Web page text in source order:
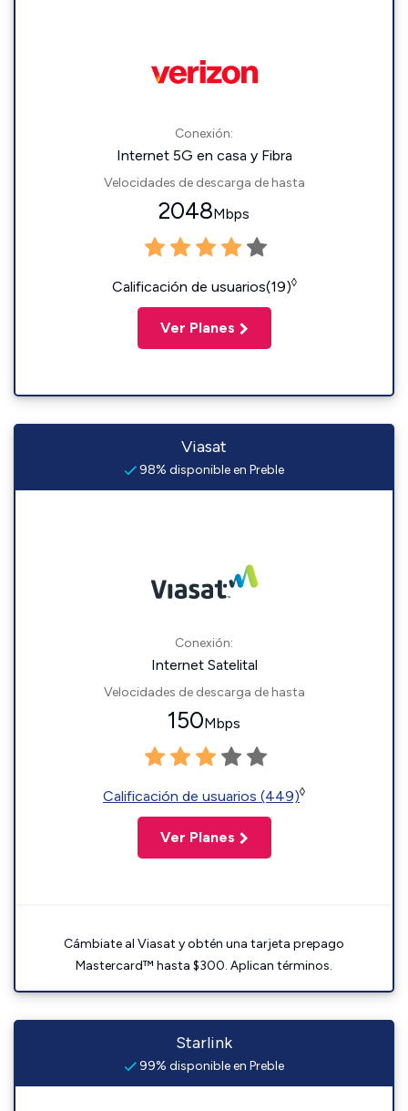
Conexión:
Internet 5G en casa y Fibra
Velocidades de descarga de hasta
2048Mbps
Calificación de usuarios(19)◊
Ver Planes
Viasat
98% disponible en Preble
Conexión:
Internet Satelital
Velocidades de descarga de hasta
150Mbps
Calificación de usuarios (449)◊
Ver Planes
Cámbiate al Viasat y obtén una tarjeta prepago
Mastercard™ hasta $300. Aplican términos.
Starlink
99% disponible en Preble